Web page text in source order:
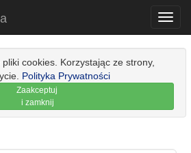
cookies. Korzystając ze strony,
Polityka Prywatności
Zaakceptuj
i zamknij